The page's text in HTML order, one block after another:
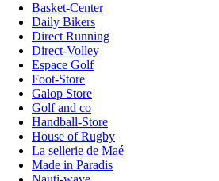
Basket-Center
Daily Bikers
Direct Running
Direct-Volley
Espace Golf
Foot-Store
Galop Store
Golf and co
Handball-Store
House of Rugby
La sellerie de Maé
Made in Paradis